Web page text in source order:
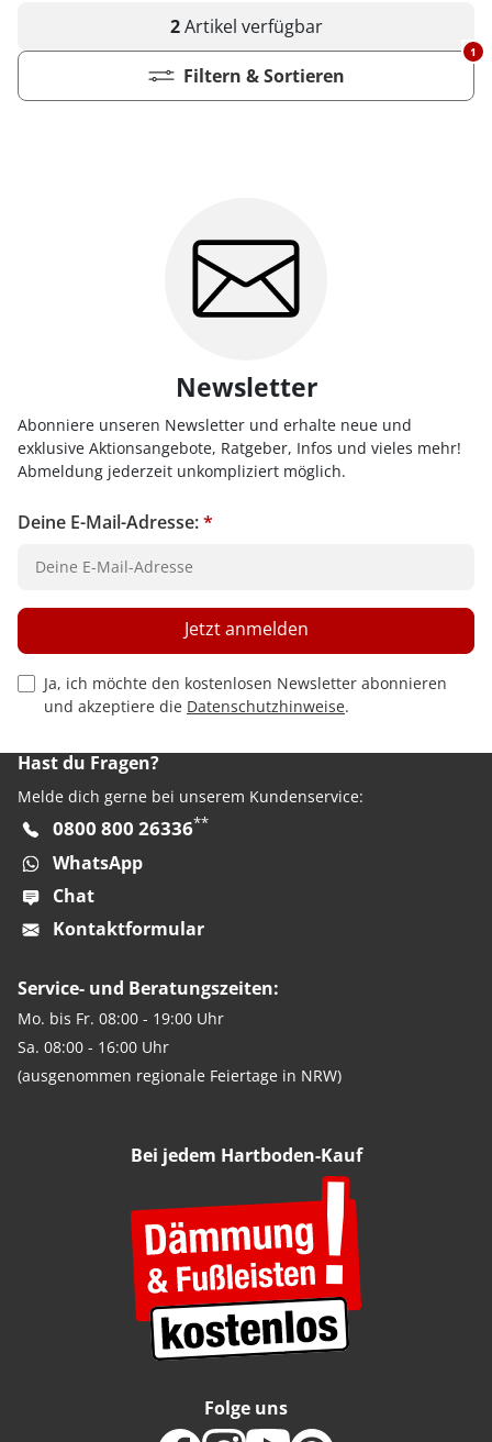
2Artikel verfügbar
Filtern & Sortieren
1
Newsletter
Abonniere unseren Newsletter und erhalte neue und
exklusive Aktionsangebote, Ratgeber, Infos und vieles mehr!
Abmeldung jederzeit unkompliziert möglich.
Deine E-Mail-Adresse:*
Privacy Policy Checkbox
Ja, ich möchte den kostenlosen Newsletter abonnieren
und akzeptiere die Datenschutzhinweise.
Jetzt anmelden
Hast du Fragen?
Melde dich gerne bei unserem Kundenservice:
0800 800 26336**
WhatsApp
Chat
Kontaktformular
Service- und Beratungszeiten:
Mo. bis Fr. 08:00 - 19:00 Uhr
Sa. 08:00 - 16:00 Uhr
(ausgenommen regionale Feiertage in NRW)
Bei jedem Hartboden-Kauf
Folge uns